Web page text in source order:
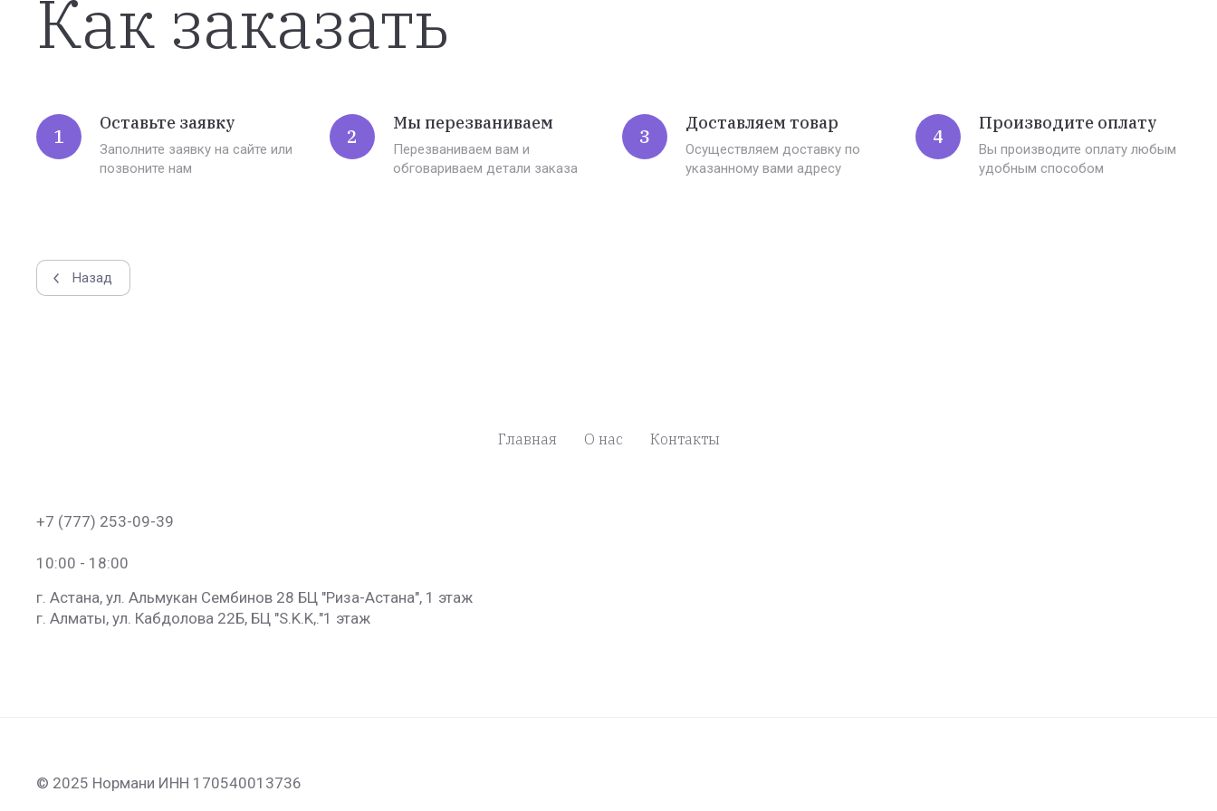
Как заказать
1
Оставьте заявку
Заполните заявку на сайте или
позвоните нам
2
Мы перезваниваем
Перезваниваем вам и
обговариваем детали заказа
3
Доставляем товар
Осуществляем доставку по
указанному вами адресу
4
Производите оплату
Вы производите оплату любым
удобным способом
Назад
Главная О нас Контакты
+7 (777) 253-09-39
10:00 - 18:00
г. Астана, ул. Альмукан Сембинов 28 БЦ "Риза-Астана", 1 этаж
г. Алматы, ул. Кабдолова 22Б, БЦ "S.K.K​,."​1 этаж
© 2025 Нормани ИНН 170540013736